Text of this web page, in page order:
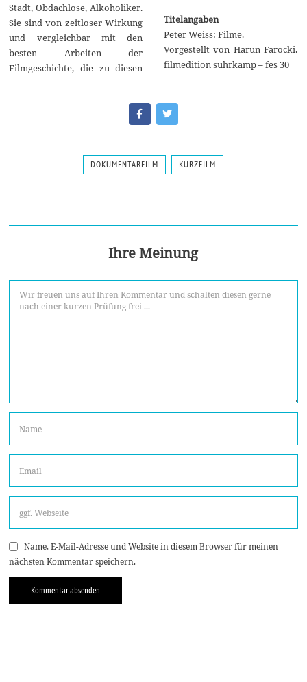
Stadt, Obdachlose, Alkoholiker.
Sie sind von zeitloser Wirkung
und vergleichbar mit den
besten Arbeiten der
Filmgeschichte, die zu diesen
Titelangaben
Peter Weiss: Filme.
Vorgestellt von Harun Farocki.
filmedition suhrkamp – fes 30
DOKUMENTARFILM KURZFILM
Ihre Meinung
Name, E-Mail-Adresse und Website in diesem Browser für meinen
nächsten Kommentar speichern.